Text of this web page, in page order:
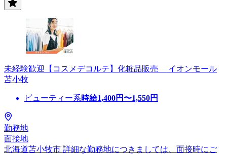
未経験歓迎【コスメデコルテ】化粧品販売 イオンモール
苫小牧
ビューティー系時給1,400円〜1,550円
勤務地
面接地
北海道苫小牧市 詳細な勤務地につきましては、面接時にご